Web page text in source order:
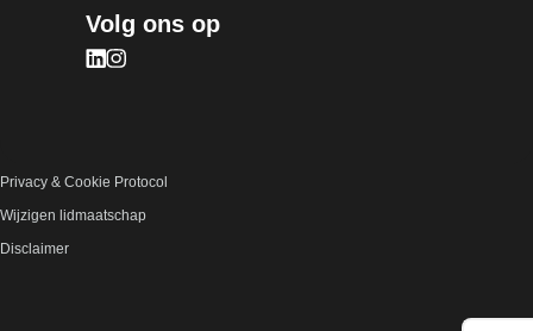
Volg ons op
Bezoek onze LinkedIn pagina (opent in nieuw
Bezoek onze Instagram pagina (opent in nieuw
Privacy & Cookie Protocol
Wijzigen lidmaatschap
Disclaimer